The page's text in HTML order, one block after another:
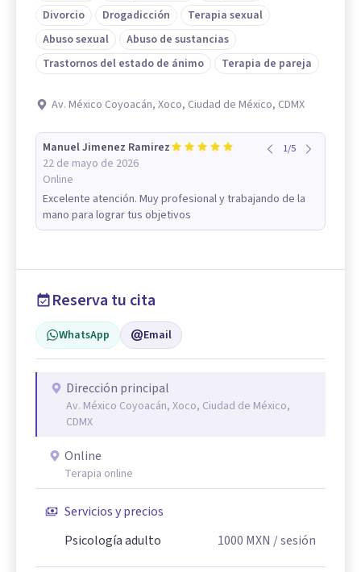
Divorcio
Drogadicción
Terapia sexual
Abuso sexual
Abuso de sustancias
Trastornos del estado de ánimo
Terapia de pareja
Av. México Coyoacán, Xoco, Ciudad de México, CDMX
Manuel Jimenez Ramirez
22 de mayo de 2026
Online
1/5
Excelente atención. Muy profesional y trabajando de la
mano para lograr tus objetivos
Reserva tu cita
WhatsApp Email
Dirección principal
Av. México Coyoacán, Xoco, Ciudad de México,
CDMX
Online
Terapia online
Servicios y precios
Psicología adulto
1000 MXN / sesión